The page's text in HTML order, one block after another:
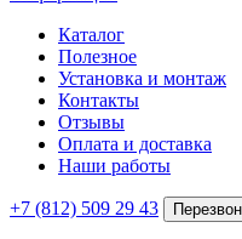
Каталог
Полезное
Установка и монтаж
Контакты
Отзывы
Оплата и доставка
Наши работы
+7 (812) 509 29 43